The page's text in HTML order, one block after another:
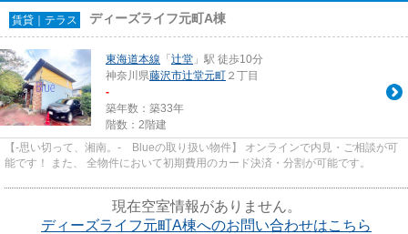
賃貸｜テラス ディーズライフ元町A棟
東海道本線 「 辻堂 」駅 徒歩10分
神奈川県藤沢市辻堂元町 ２丁目
-
築年数：築33年
階数：2階建
【-思い切って、湘南。- Blueの取り扱い物件】 オンラインで内見・ご相談が可
能です！ また、 全物件において初期費用のカード決済・分割が可能です。
現在空室情報がありません。
ディーズライフ元町A棟へのお問い合わせはこちら